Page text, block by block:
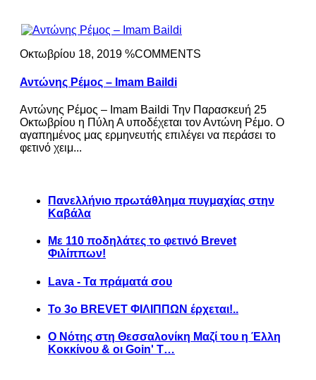
Οκτωβρίου 18, 2019 %COMMENTS
Αντώνης Ρέμος – Imam Baildi
Αντώνης Ρέμος – Imam Baildi Την Παρασκευή 25
Οκτωβρίου η Πύλη Α υποδέχεται τον Αντώνη Ρέμο. Ο
αγαπημένος μας ερμηνευτής επιλέγει να περάσει το
φετινό χειμ...
Πανελλήνιο πρωτάθλημα πυγμαχίας στην
Καβάλα
Με 110 ποδηλάτες το φετινό Brevet
Φιλίππων!
Lava - Τα πράματά σου
Το 3ο BREVET ΦΙΛΙΠΠΩΝ έρχεται!..
Ο Νότης στη Θεσσαλονίκη Μαζί του η Έλλη
Κοκκίνου & οι Goin' T…